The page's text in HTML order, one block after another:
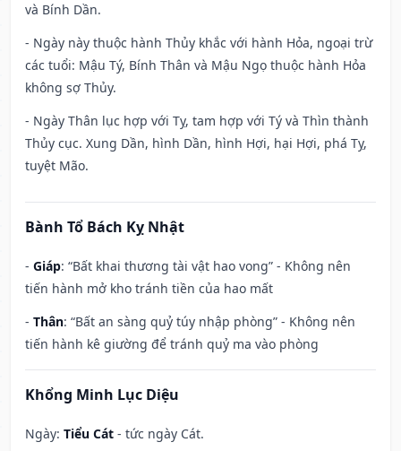
và Bính Dần.
- Ngày này thuộc hành Thủy khắc với hành Hỏa, ngoại trừ
các tuổi: Mậu Tý, Bính Thân và Mậu Ngọ thuộc hành Hỏa
không sợ Thủy.
- Ngày Thân lục hợp với Tỵ, tam hợp với Tý và Thìn thành
Thủy cục. Xung Dần, hình Dần, hình Hợi, hại Hợi, phá Tỵ,
tuyệt Mão.
Bành Tổ Bách Kỵ Nhật
- Giáp: “Bất khai thương tài vật hao vong” - Không nên
tiến hành mở kho tránh tiền của hao mất
- Thân: “Bất an sàng quỷ túy nhập phòng” - Không nên
tiến hành kê giường để tránh quỷ ma vào phòng
Khổng Minh Lục Diệu
Ngày: Tiểu Cát - tức ngày Cát.